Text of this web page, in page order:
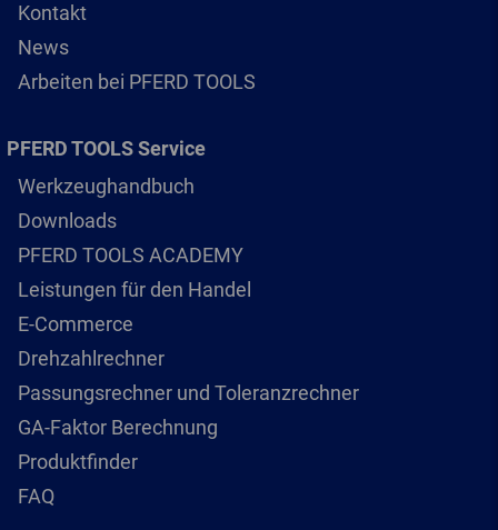
Kontakt
News
Arbeiten bei PFERD TOOLS
PFERD TOOLS Service
Werkzeughandbuch
Downloads
PFERD TOOLS ACADEMY
Leistungen für den Handel
E-Commerce
Drehzahlrechner
Passungsrechner und Toleranzrechner
GA-Faktor Berechnung
Produktfinder
FAQ